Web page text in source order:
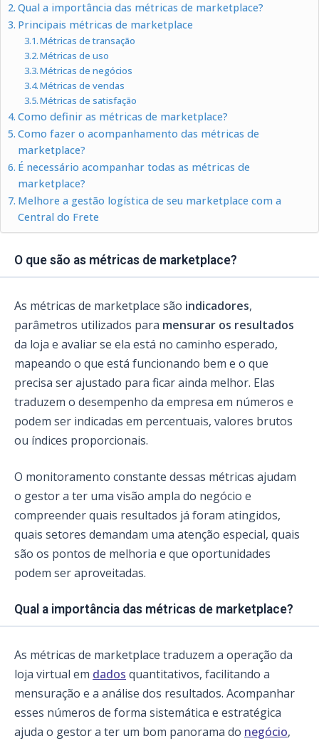
Qual a importância das métricas de marketplace?
Principais métricas de marketplace
Métricas de transação
Métricas de uso
Métricas de negócios
Métricas de vendas
Métricas de satisfação
Como definir as métricas de marketplace?
Como fazer o acompanhamento das métricas de
marketplace?
É necessário acompanhar todas as métricas de
marketplace?
Melhore a gestão logística de seu marketplace com a
Central do Frete
O que são as métricas de marketplace?
As métricas de marketplace são indicadores,
parâmetros utilizados para mensurar os resultados
da loja e avaliar se ela está no caminho esperado,
mapeando o que está funcionando bem e o que
precisa ser ajustado para ficar ainda melhor. Elas
traduzem o desempenho da empresa em números e
podem ser indicadas em percentuais, valores brutos
ou índices proporcionais.
O monitoramento constante dessas métricas ajudam
o gestor a ter uma visão ampla do negócio e
compreender quais resultados já foram atingidos,
quais setores demandam uma atenção especial, quais
são os pontos de melhoria e que oportunidades
podem ser aproveitadas.
Qual a importância das métricas de marketplace?
As métricas de marketplace traduzem a operação da
loja virtual em dados quantitativos, facilitando a
mensuração e a análise dos resultados. Acompanhar
esses números de forma sistemática e estratégica
ajuda o gestor a ter um bom panorama do negócio,